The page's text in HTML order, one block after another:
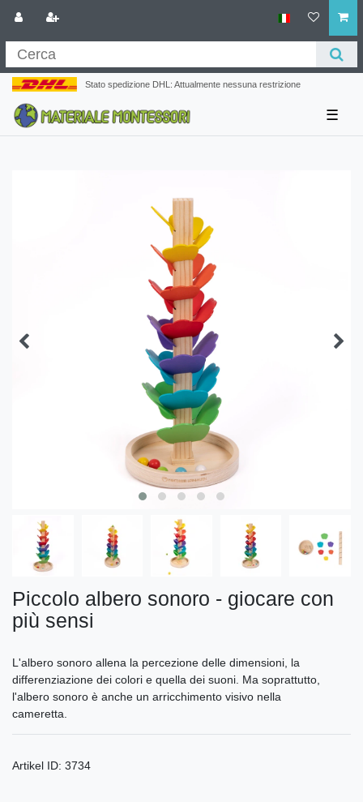
Stato spedizione DHL: Attualmente nessuna restrizione
☰
Piccolo albero sonoro - giocare con
più sensi
L'albero sonoro allena la percezione delle dimensioni, la
differenziazione dei colori e quella dei suoni. Ma soprattutto,
l'albero sonoro è anche un arricchimento visivo nella
cameretta.
Artikel ID: 3734